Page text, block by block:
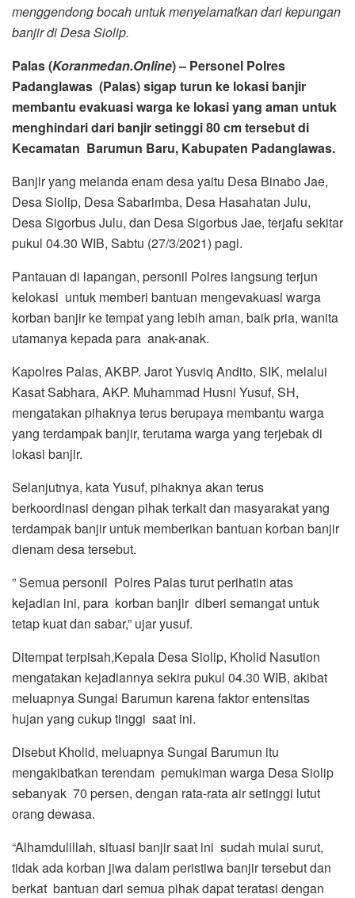
menggendong bocah untuk menyelamatkan dari kepungan
banjir di Desa Siolip.
Palas (Koranmedan.Online) – Personel Polres
Padanglawas (Palas) sigap turun ke lokasi banjir
membantu evakuasi warga ke lokasi yang aman untuk
menghindari dari banjir setinggi 80 cm tersebut di
Kecamatan Barumun Baru, Kabupaten Padanglawas.
Banjir yang melanda enam desa yaitu Desa Binabo Jae,
Desa Siolip, Desa Sabarimba, Desa Hasahatan Julu,
Desa Sigorbus Julu, dan Desa Sigorbus Jae, terjafu sekitar
pukul 04.30 WIB, Sabtu (27/3/2021) pagi.
Pantauan di lapangan, personil Polres langsung terjun
kelokasi untuk memberi bantuan mengevakuasi warga
korban banjir ke tempat yang lebih aman, baik pria, wanita
utamanya kepada para anak-anak.
Kapolres Palas, AKBP. Jarot Yusviq Andito, SIK, melalui
Kasat Sabhara, AKP. Muhammad Husni Yusuf, SH,
mengatakan pihaknya terus berupaya membantu warga
yang terdampak banjir, terutama warga yang terjebak di
lokasi banjir.
Selanjutnya, kata Yusuf, pihaknya akan terus
berkoordinasi dengan pihak terkait dan masyarakat yang
terdampak banjir untuk memberikan bantuan korban banjir
dienam desa tersebut.
” Semua personil Polres Palas turut perihatin atas
kejadian ini, para korban banjir diberi semangat untuk
tetap kuat dan sabar,” ujar yusuf.
Ditempat terpisah,Kepala Desa Siolip, Kholid Nasution
mengatakan kejadiannya sekira pukul 04.30 WIB, akibat
meluapnya Sungai Barumun karena faktor entensitas
hujan yang cukup tinggi saat ini.
Disebut Kholid, meluapnya Sungai Barumun itu
mengakibatkan terendam pemukiman warga Desa Siolip
sebanyak 70 persen, dengan rata-rata air setinggi lutut
orang dewasa.
“Alhamdulillah, situasi banjir saat ini sudah mulai surut,
tidak ada korban jiwa dalam peristiwa banjir tersebut dan
berkat bantuan dari semua pihak dapat teratasi dengan